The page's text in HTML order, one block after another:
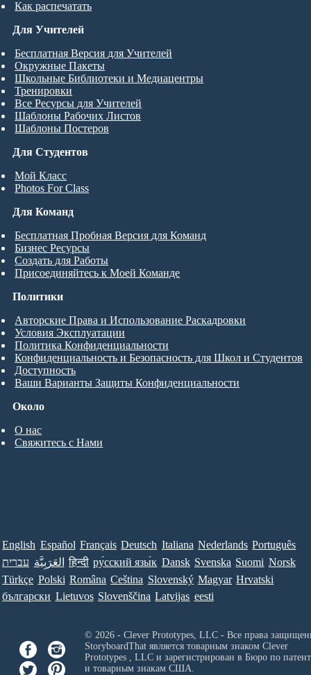
Как распечатать
Для Студентов
Мой Класс
Photos For Class
Для Учителей
Бесплатная Версия для Учителей
Окружные Пакеты
Школьные Библиотеки и Медиацентры
Тренировки
Все Ресурсы для Учителей
Шаблоны Рабочих Листов
Шаблоны Постеров
Для Команд
Бесплатная Пробная Версия для Команд
Бизнес Ресурсы
Создать для Работы
Присоединяйтесь к Моей Команде
Около
О нас
Свяжитесь с Нами
Политики
Авторские Права и Использование Раскадровки
Условия Эксплуатации
Политика Конфиденциальности
Конфиденциальность и Безопасность для Школ и Студентов
Доступность
Ваши Варианты Защиты Конфиденциальности
English Español Français Deutsch Italiana Nederlands Português
עברית العَرَبِيَّة हिन्दी ру́сский язы́к Dansk Svenska Suomi Norsk
Türkçe Polski Româna Ceština Slovenský Magyar Hrvatski
български Lietuvos Slovenščina Latvijas eesti
© 2026 - Clever Prototypes, LLC - Все права
StoryboardThat является товарным знаком Clever
Prototypes , LLCи зарегистрирован в Бюро по
и товарным знакам США.